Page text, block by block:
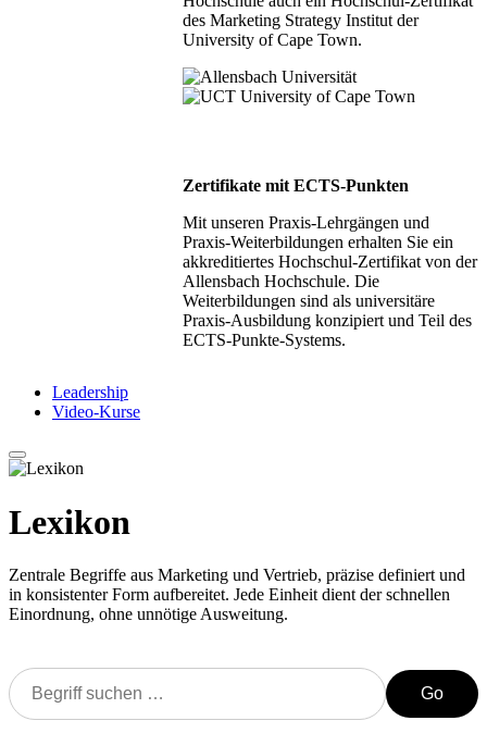
des Marketing Strategy Institut der
University of Cape Town.
Zertifikate mit ECTS-Punkten
Mit unseren Praxis-Lehrgängen und
Praxis-Weiterbildungen erhalten Sie ein
akkreditiertes Hochschul-Zertifikat von der
Allensbach Hochschule. Die
Weiterbildungen sind als universitäre
Praxis-Ausbildung konzipiert und Teil des
ECTS-Punkte-Systems.
Leadership
Video-Kurse
Lexikon
Zentrale Begriffe aus Marketing und Vertrieb, präzise definiert und
in konsistenter Form aufbereitet. Jede Einheit dient der schnellen
Einordnung, ohne unnötige Ausweitung.
Go